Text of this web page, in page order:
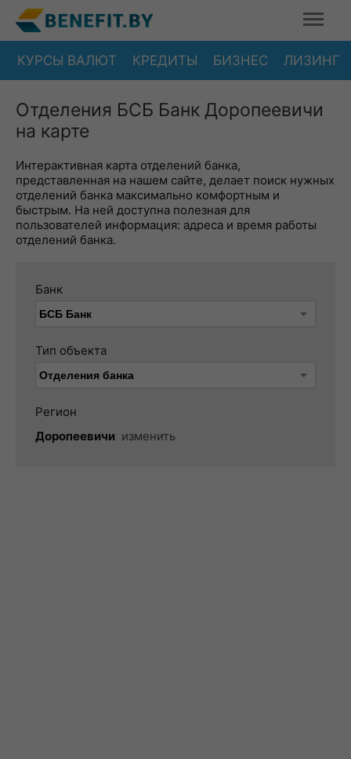
КУРСЫ ВАЛЮТ КРЕДИТЫ БИЗНЕС ЛИЗИНГ
Отделения БСБ Банк Доропеевичи
на карте
Интерактивная карта отделений банка,
представленная на нашем сайте, делает поиск нужных
отделений банка максимально комфортным и
быстрым. На ней доступна полезная для
пользователей информация: адреса и время работы
отделений банка.
Банк
Тип объекта
Регион
Доропеевичи изменить